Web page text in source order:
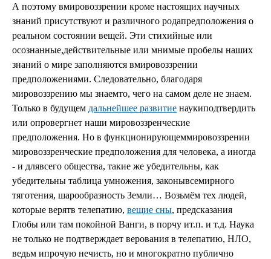
А поэтому вмировоззрении кроме настоящих научных
знаний присутствуют и различного родапредположения о
реальном состоянии вещей. Эти стихийные или
осознанные,действительные или мнимые пробелы наших
знаний о мире заполняются вмировоззрении
предположениями. Следовательно, благодаря
мировоззрению мы знаемто, чего на самом деле не знаем.
Только в будущем дальнейшее развитие наукиподтвердить
или опровергнет наши мировоззренческие
предположения. Но в функционирующеммировоззрении
мировоззренческие предположения для человека, а иногда
- и длявсего общества, такие же убедительны, как
убедительны таблица умножения, законывсемирного
тяготения, шарообразность Земли… Возьмём тех людей,
которые верятв телепатию, вещие сны, предсказания
Глобы или там покойной Ванги, в порчу ит.п. и т.д. Наука
не только не подтверждает верования в телепатию, НЛО,
ведьм ипрочую нечисть, но и многократно публично